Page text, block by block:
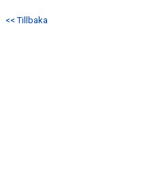
<< Tillbaka